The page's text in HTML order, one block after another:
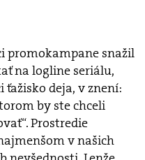
promokampane snažil
na logline seriálu,
deja, v znení:
by ste chceli
Prostredie
v našich